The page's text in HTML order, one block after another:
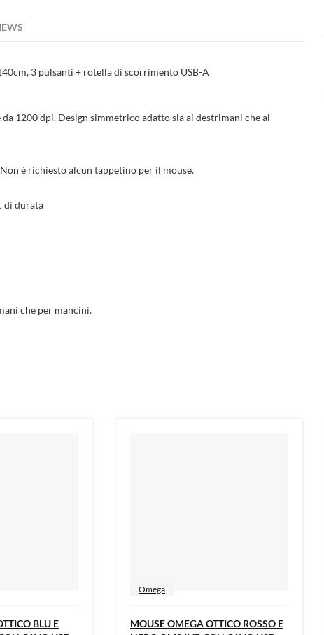
3 pulsanti + rotella di scorrimento USB-A
1200 dpi. Design simmetrico adatto sia ai destrimani che ai
è richiesto alcun tappetino per il mouse.
di durata
che per mancini.
BLU E
Omega
MOUSE OMEGA OTTICO ROSSO E
add_circle_outlineCrea nuova lista